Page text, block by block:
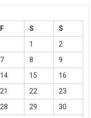
F S
S
1
2
7 8
9
14 15
16
21 22
23
28 29
30